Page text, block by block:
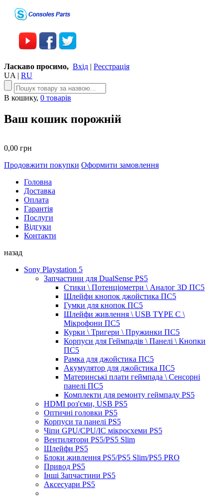
Ласкаво просимо, Вхід | Реєстрація
UA | RU
В кошику, 0 товарів
Ваш кошик порожній
0,00 грн
Продовжити покупки Оформити замовлення
Головна
Доставка
Оплата
Гарантія
Послуги
Відгуки
Контакти
назад
Sony Playstation 5
Запчастини для DualSense PS5
Стики \ Потенціометри \ Аналог 3D ПС5
Шлейфи кнопок джойстика ПС5
Гумки для кнопок ПС5
Шлейфи живлення \ USB TYPE C \
Мікрофони ПС5
Курки \ Тригери \ Пружинки ПС5
Корпуси для Геймпадів \ Панелі \ Кнопки
ПС5
Рамка для джойстика ПС5
Акумулятор для джойстика ПС5
Материнські плати геймпада \ Сенсорні
панелі ПС5
Комплекти для ремонту геймпаду PS5
HDMI роз'єми, USB PS5
Оптичні головки PS5
Корпуси та панелі PS5
Чіпи GPU/CPU/IC мікросхеми PS5
Вентилятори PS5/PS5 Slim
Шлейфи PS5
Блоки живлення PS5/PS5 Slim/PS5 PRO
Привод PS5
Інші Запчастини PS5
Аксесуари PS5